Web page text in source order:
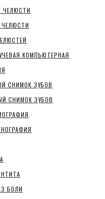
ЧЕЛЮСТИ
КОМПЬЮТЕРНАЯ
СНИМОК ЗУБОВ
СНИМОК ЗУБОВ
БОЛИ